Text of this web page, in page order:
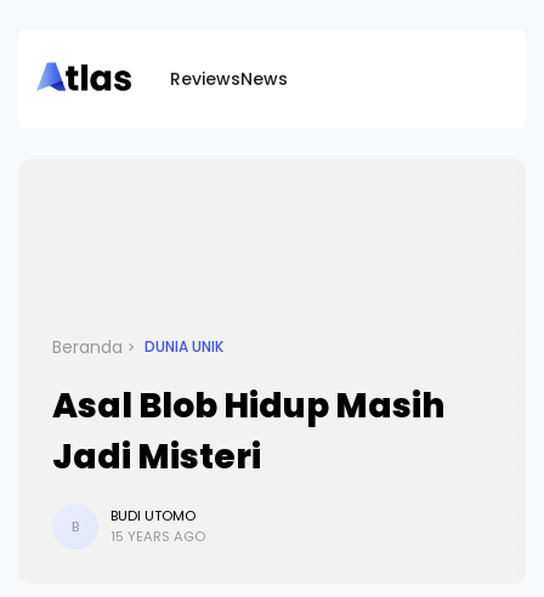
ReviewsNews
Beranda DUNIA UNIK
Asal Blob Hidup Masih
Jadi Misteri
B
BUDI UTOMO
15 YEARS AGO